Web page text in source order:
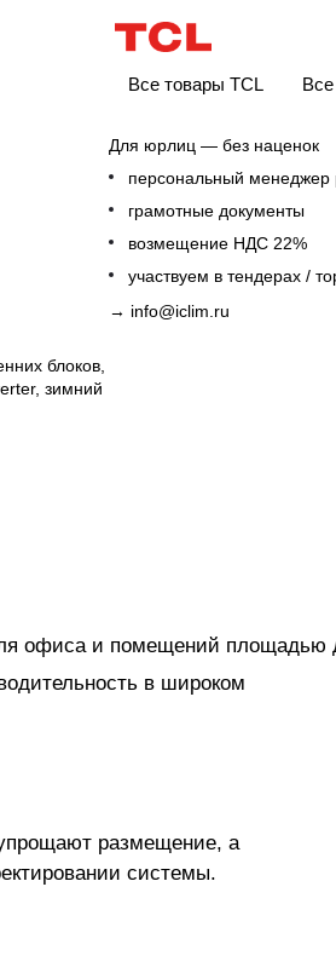
блоков,
зимний
Все товары TCL Все
Для юрлиц — без наценок
персональный менеджер
грамотные документы
возмещение НДС 22%
участвуем в тендерах /
→ info@iclim.ru
офиса и помещений площадью
в широком
размещение, а
системы.